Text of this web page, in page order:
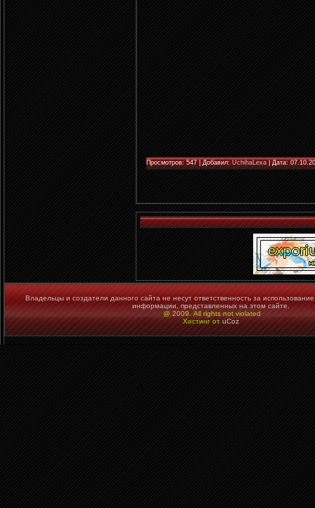
Просмотров: 547 | Добавил:UchihaLexa| Дата:
Владельцы и создатели данного сайта не несут ответственность за
информации, представленных на этом сайте.
@ 2009. All rights not violated
Хостинг от uCoz